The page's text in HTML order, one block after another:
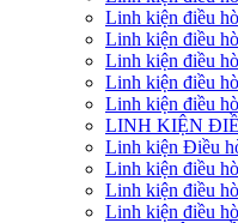
Linh kiện điều
Linh kiện điều
Linh kiện điều
Linh kiện điều
Linh kiện điều
LINH KIỆN
Linh kiện Điều
Linh kiện điều
Linh kiện điều
Linh kiện điều